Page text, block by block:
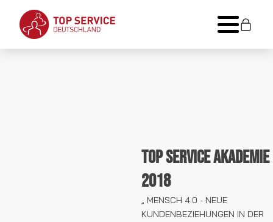
TOP SERVICE Akademie
2018
„ MENSCH 4.0 - NEUE
KUNDENBEZIEHUNGEN IN DER